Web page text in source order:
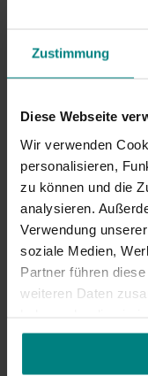
Zustimmung
Diese Webseite
Wir verwenden
personalisieren,
zu können und die
analysieren.
Verwendung
soziale Medien,
Partner führen
weiteren Daten
gesammelt haben.
Mehr als 25 auf Lager
Werktags vor 16:00
Lieferung mit
Versandkosten ab
30 Tage